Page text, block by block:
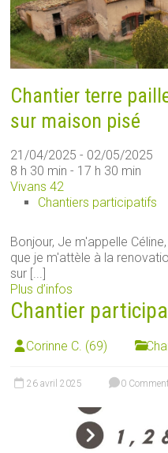
Chantier terre
sur maison pisé
21/04/2025 - 02/05/2025
8 h 30 min - 17 h 30 min
Vivans 42
Chantiers participatifs
Bonjour, Je m'appelle
que je m'attèle à la
sur [...]
Plus d’infos
Chantier
Corinne C. (69)
26 avril 2025 0 Comment